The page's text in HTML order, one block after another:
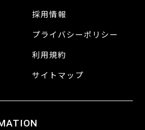
採用情報
プライバシーポリシー
利用規約
サイトマップ